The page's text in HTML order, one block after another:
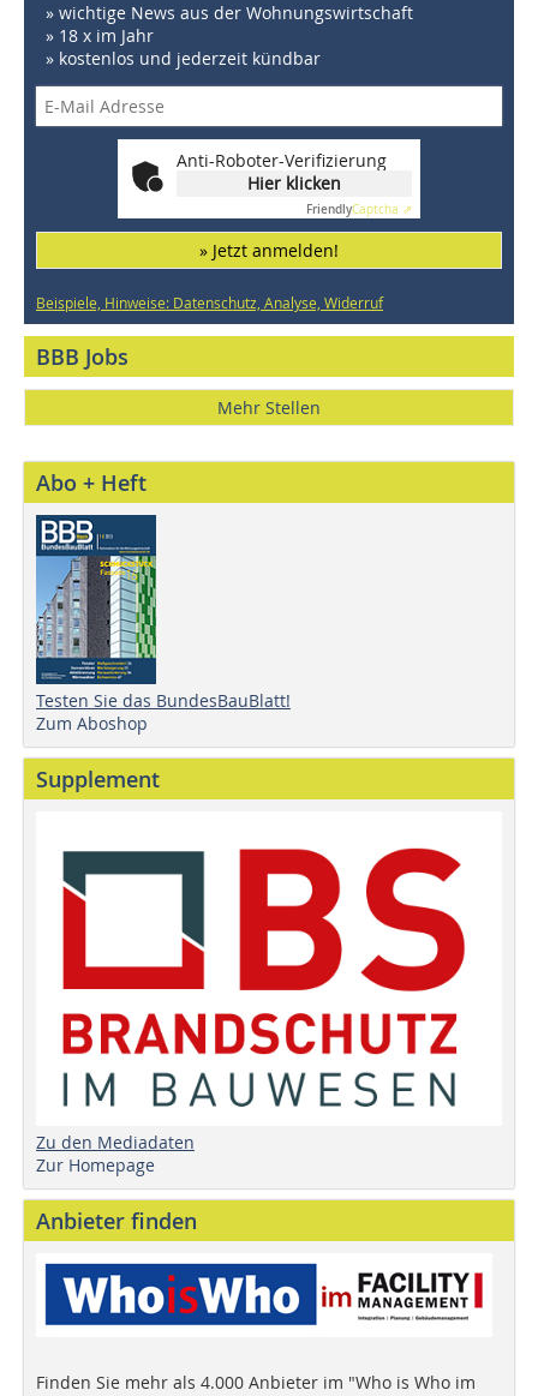
» wichtige News aus der Wohnungswirtschaft
» 18 x im Jahr
» kostenlos und jederzeit kündbar
Anti-Roboter-Verifizierung
Hier klicken
FriendlyCaptcha ⇗
» Jetzt anmelden!
Beispiele, Hinweise: Datenschutz, Analyse, Widerruf
BBB Jobs
Mehr Stellen
Abo + Heft
Testen Sie das BundesBauBlatt!
Zum Aboshop
Supplement
Zu den Mediadaten
Zur Homepage
Anbieter finden
Finden Sie mehr als 4.000 Anbieter im "Who is Who im